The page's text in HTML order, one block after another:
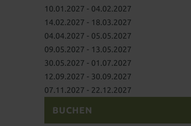
10.01.2027 - 04.02.2027
14.02.2027 - 18.03.2027
04.04.2027 - 05.05.2027
09.05.2027 - 13.05.2027
30.05.2027 - 01.07.2027
12.09.2027 - 30.09.2027
07.11.2027 - 22.12.2027
BUCHEN